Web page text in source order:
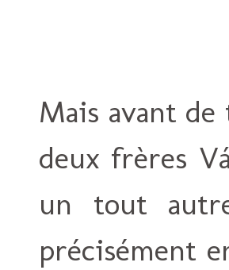
Mais avant
deux frères
un tout
précisément